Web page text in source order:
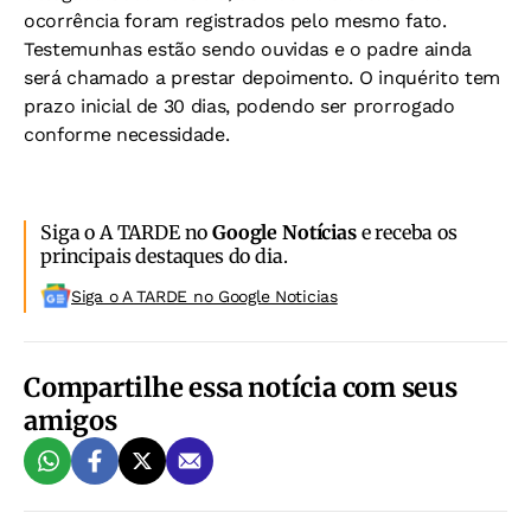
ocorrência foram registrados pelo mesmo fato.
Testemunhas estão sendo ouvidas e o padre ainda
será chamado a prestar depoimento. O inquérito tem
prazo inicial de 30 dias, podendo ser prorrogado
conforme necessidade.
Siga o A TARDE noGoogle Notíciase receba os
principais destaques do dia.
Siga o A TARDE no Google Noticias
Compartilhe essa notícia com seus
amigos